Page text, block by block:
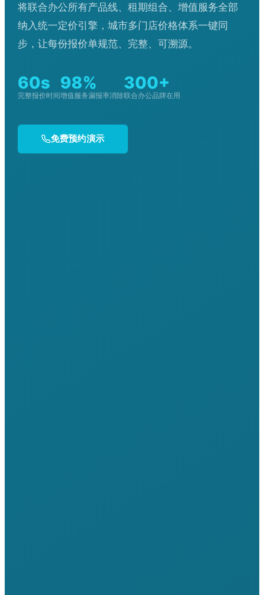
将联合办公所有产品线、租期组合、增值服务全部
纳入统一定价引擎，城市多门店价格体系一键同
步，让每份报价单规范、完整、可溯源。
60s
完整报价时间
98%
增值服务漏报率消除
300+
联合办公品牌在用
免费预约演示